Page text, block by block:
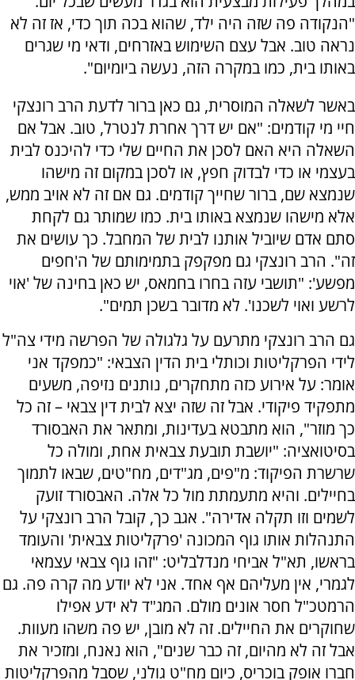
"הנקודה פה שזה היה ילד, שהוא בכה תוך כדי, אז זה לא
נראה טוב. אבל עצם השימוש באזרחים, ודאי מי שגרים
באותו בית, כמו במקרה הזה, נעשה ביומיום".
באשר לשאלה המוסרית, גם כאן ברור לדעת הרב רונצקי
חיי מי קודמים: "אם יש דרך אחרת לנטרל, טוב. אבל אם
השאלה היא האם לסכן את החיים שלי כדי להיכנס לבית
בעצמי או כדי לבדוק חפץ, או לסכן במקום זה מישהו
שנמצא שם, ברור שחייך קודמים. גם אם זה לא אויב ממש,
אלא מישהו שנמצא באותו בית. כמו שמותר גם לקחת
סתם אדם שיוביל אותנו לבית של המחבל. כך עושים את
זה". הרב רונצקי גם מפקפק בתמימותם של ה'חפים
מפשע': "תושבי עזה בחרו בחמאס, יש כאן בחינה של 'אוי
לרשע ואוי לשכנו'. לא מדובר בשכן תמים".
גם הרב רונצקי מתרעם על גלגולה של הפרשה מידי צה"ל
לידי הפרקליטות וכותלי בית הדין הצבאי: "כמפקד אני
אומר: על אירוע כזה מתחקרים, נותנים נזיפה, משעים
מתפקיד פיקודי. אבל זה שזה יצא לבית דין צבאי – זה כל
כך מוזר", הוא מתבטא בעדינות, ומתאר את האבסורד
בסיטואציה: "יושבת תובעת צבאית אחת, ומולה כל
שרשרת הפיקוד: מ"פים, מג"דים, מח"טים, שבאו לתמוך
בחיילים. והיא מתעמתת מול כל אלה. האבסורד זועק
לשמים וזו תקלה אדירה". אגב כך, קובל הרב רונצקי על
התנהלות אותו גוף המכונה 'פרקליטות צבאית' והעומד
בראשו, תא"ל אביחי מנדלבליט: "זהו גוף צבאי עצמאי
לגמרי, אין מעליהם אף אחד. אני לא יודע מה קרה פה. גם
הרמטכ"ל חסר אונים מולם. המג"ד לא ידע אפילו
שחוקרים את החיילים. זה לא מובן, יש פה משהו מעוות.
אבל זה לא מהיום, זה כבר שנים", הוא נאנח, ומזכיר את
חברו אופק בוכריס, כיום מח"ט גולני, שסבל מהפרקליטות